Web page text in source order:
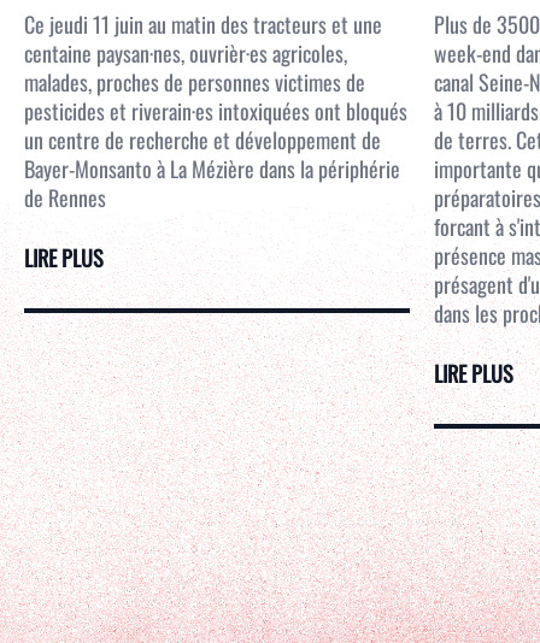
Ce jeudi 11 juin au matin des tracteurs et une
centaine paysan·nes, ouvrièr·es agricoles,
malades, proches de personnes victimes de
pesticides et riverain·es intoxiquées ont bloqués
un centre de recherche et développement de
Bayer-Monsanto à La Mézière dans la périphérie
de Rennes
LIRE PLUS
Plus de
week-end
canal Seine-
à 10
de terres.
importante
forcant à
présence
présagent
dans les
LIRE PLUS